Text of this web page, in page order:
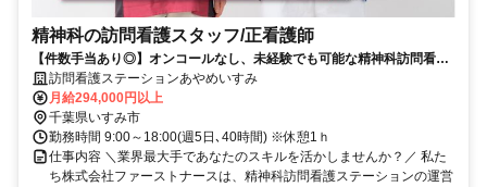
精神科の訪問看護スタッフ/正看護師
【件数手当あり◎】オンコールなし、未経験でも可能な精神科訪問看護
ステーション。正看護師募集
訪問看護ステーションあやめいすみ
月給294,000円以上
千葉県いすみ市
勤務時間 9:00～18:00(週5日､40時間) ※休憩1ｈ
仕事内容 ＼業界最大手であなたのスキルを活かしませんか？／ 私た
ち株式会社ファーストナースは、精神科訪問看護ステーションの運営